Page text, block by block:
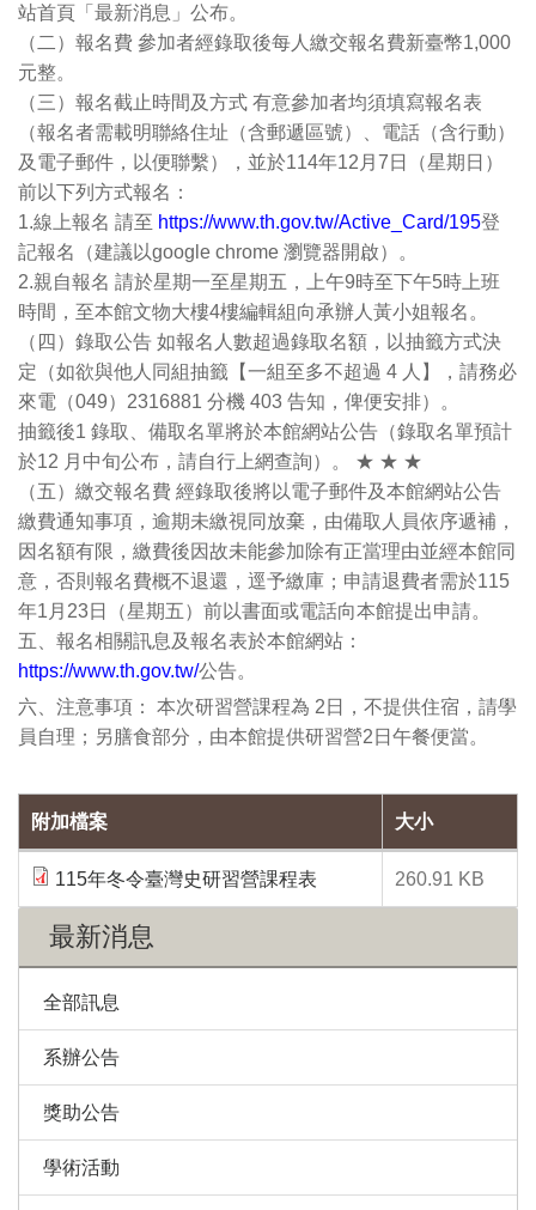
站首頁「最新消息」公布。
（二）報名費 參加者經錄取後每人繳交報名費新臺幣1,000
元整。
（三）報名截止時間及方式 有意參加者均須填寫報名表
（報名者需載明聯絡住址（含郵遞區號）、電話（含行動）
及電子郵件，以便聯繫），並於114年12月7日（星期日）
前以下列方式報名：
1.線上報名 請至 https://www.th.gov.tw/Active_Card/195登
記報名（建議以google chrome 瀏覽器開啟）。
2.親自報名 請於星期一至星期五，上午9時至下午5時上班
時間，至本館文物大樓4樓編輯組向承辦人黃小姐報名。
（四）錄取公告 如報名人數超過錄取名額，以抽籤方式決
定（如欲與他人同組抽籤【一組至多不超過 4 人】，請務必
來電（049）2316881 分機 403 告知，俾便安排）。
抽籤後1 錄取、備取名單將於本館網站公告（錄取名單預計
於12 月中旬公布，請自行上網查詢）。 ★ ★ ★
（五）繳交報名費 經錄取後將以電子郵件及本館網站公告
繳費通知事項，逾期未繳視同放棄，由備取人員依序遞補，
因名額有限，繳費後因故未能參加除有正當理由並經本館同
意，否則報名費概不退還，逕予繳庫；申請退費者需於115
年1月23日（星期五）前以書面或電話向本館提出申請。
五、報名相關訊息及報名表於本館網站：
https://www.th.gov.tw/公告。
六、注意事項： 本次研習營課程為 2日，不提供住宿，請學
員自理；另膳食部分，由本館提供研習營2日午餐便當。
附加檔案 大小
115年冬令臺灣史研習營課程表 260.91 KB
最新消息
全部訊息
系辦公告
獎助公告
學術活動